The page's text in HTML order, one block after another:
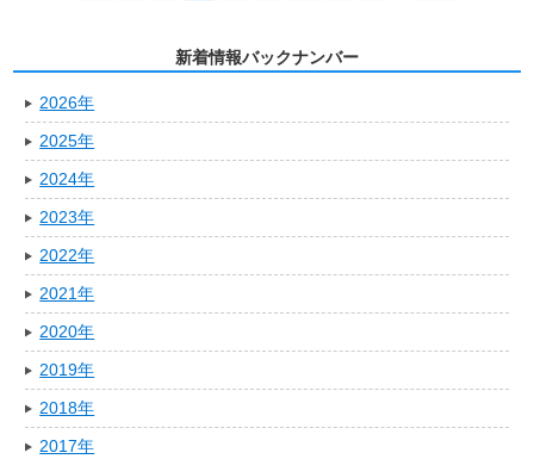
新着情報バックナンバー
2026年
2025年
2024年
2023年
2022年
2021年
2020年
2019年
2018年
2017年